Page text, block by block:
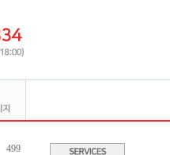
499